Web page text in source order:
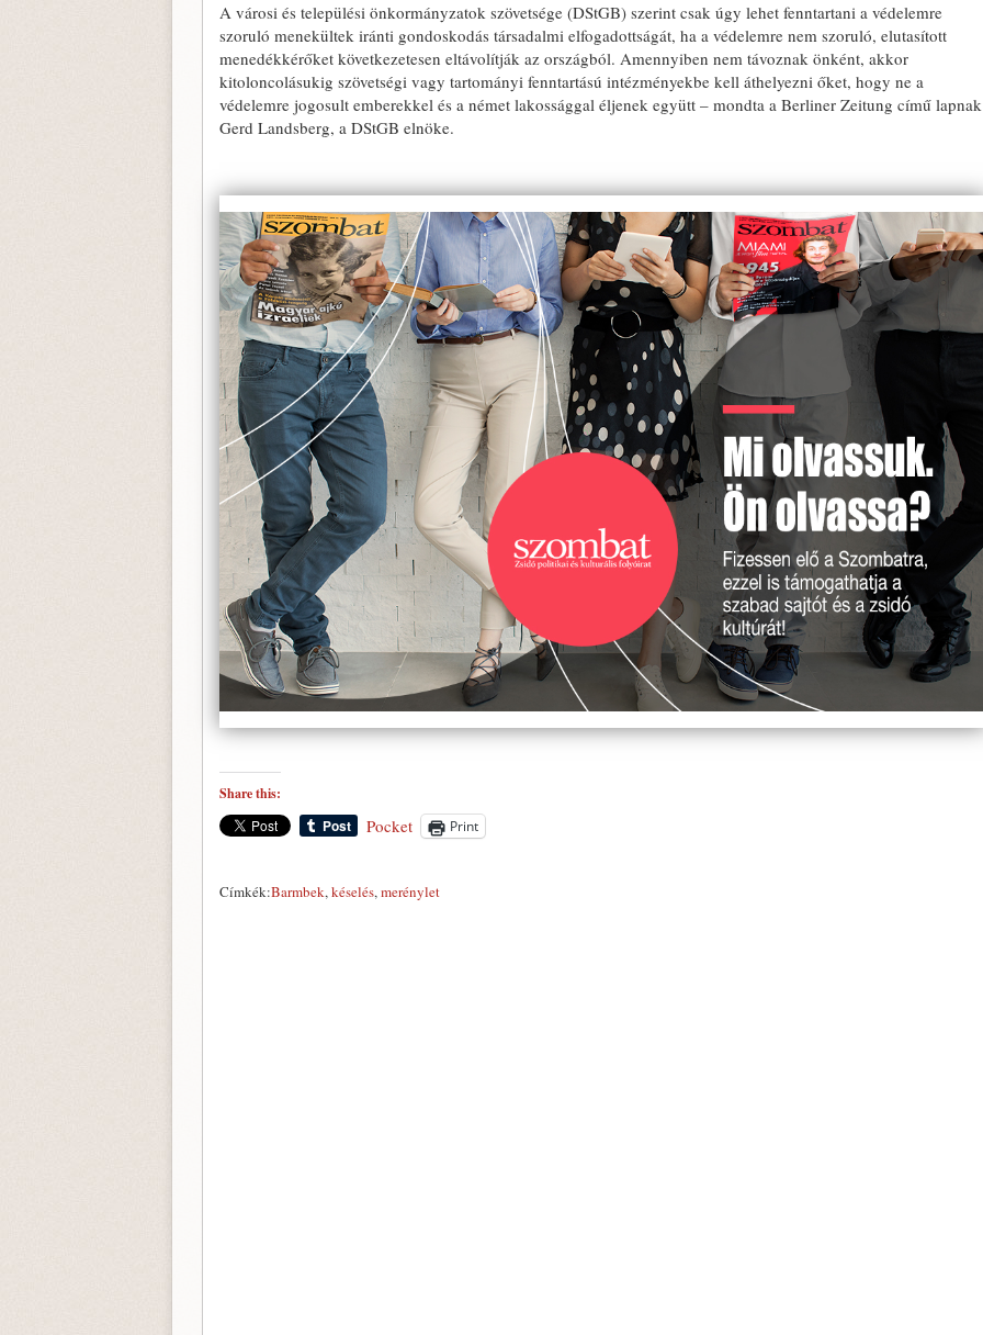
A városi és települési önkormányzatok szövetsége (DStGB) szerint csak úgy lehet fenntartani a védelemre
szoruló menekültek iránti gondoskodás társadalmi elfogadottságát, ha a védelemre nem szoruló, elutasított
menedékkérőket következetesen eltávolítják az országból. Amennyiben nem távoznak önként, akkor
kitoloncolásukig szövetségi vagy tartományi fenntartású intézményekbe kell áthelyezni őket, hogy ne a
védelemre jogosult emberekkel és a német lakossággal éljenek együtt – mondta a Berliner Zeitung című lapnak
Gerd Landsberg, a DStGB elnöke.
Share this:
Pocket Print
Címkék:Barmbek,késelés,merénylet